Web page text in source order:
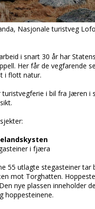
Nasjonale turistveg
i snart 30 år har
Her får de vegfarende
i flott natur.
i bil fra Jæren i
i fjæra
55 utlagte stegasteiner tar
mot Torghatten.
nye plassen inneholder
hoppesteinene.